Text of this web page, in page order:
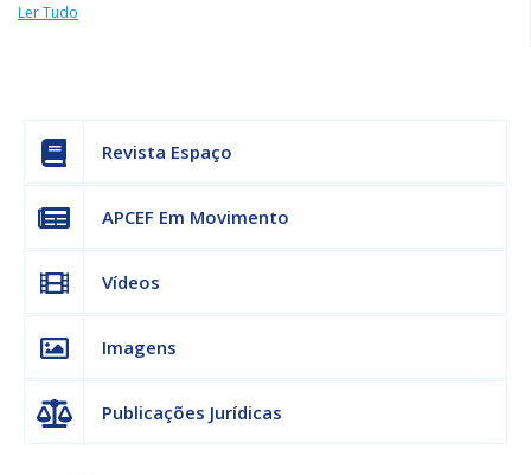
Ler Tudo
Revista Espaço
APCEF Em Movimento
Vídeos
Imagens
Publicações Jurídicas